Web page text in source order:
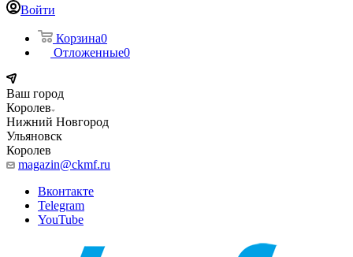
Войти
Корзина0
Отложенные0
Ваш город
Королев
Нижний Новгород
Ульяновск
Королев
magazin@ckmf.ru
Вконтакте
Telegram
YouTube